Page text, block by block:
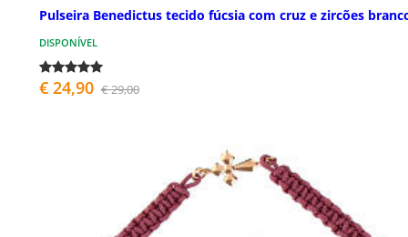
Pulseira Benedictus tecido fúcsia com cruz e zircões
DISPONÍVEL
€ 24,90 € 29,00